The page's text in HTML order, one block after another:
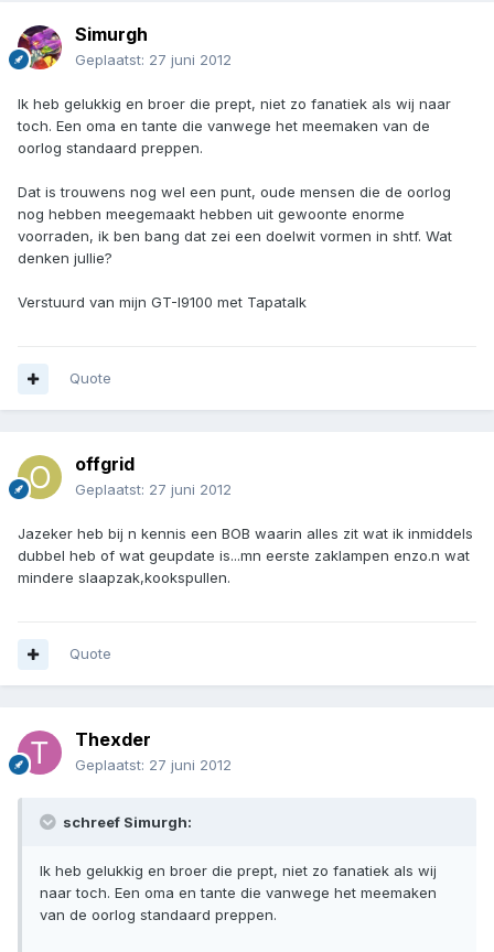
Simurgh
Geplaatst: 27 juni 2012
Ik heb gelukkig en broer die prept, niet zo fanatiek als wij naar
toch. Een oma en tante die vanwege het meemaken van de
oorlog standaard preppen.
Dat is trouwens nog wel een punt, oude mensen die de oorlog
nog hebben meegemaakt hebben uit gewoonte enorme
voorraden, ik ben bang dat zei een doelwit vormen in shtf. Wat
denken jullie?
Verstuurd van mijn GT-I9100 met Tapatalk
Quote
offgrid
Geplaatst: 27 juni 2012
Jazeker heb bij n kennis een BOB waarin alles zit wat ik inmiddels
dubbel heb of wat geupdate is...mn eerste zaklampen enzo.n wat
mindere slaapzak,kookspullen.
Quote
Thexder
Geplaatst: 27 juni 2012
schreef Simurgh:
Ik heb gelukkig en broer die prept, niet zo fanatiek als wij
naar toch. Een oma en tante die vanwege het meemaken
van de oorlog standaard preppen.